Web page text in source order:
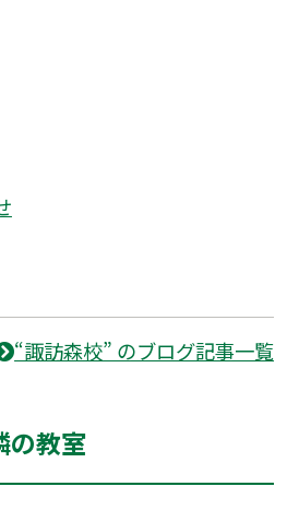
“諏訪森校” のブログ記事一覧
の教室